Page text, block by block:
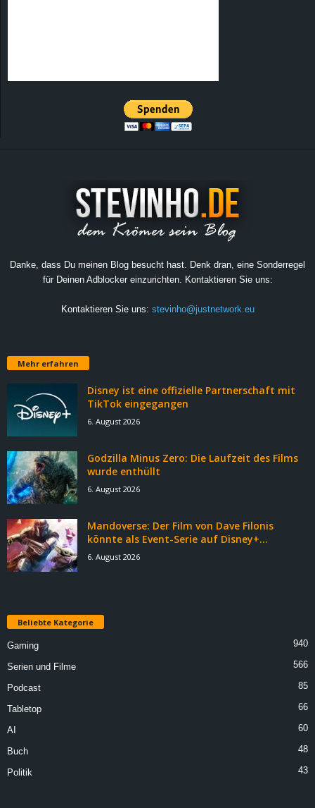
Danke, dass Du meinen Blog besucht hast. Denk dran, eine Sonderregel
für Deinen Adblocker einzurichten. Kontaktieren Sie uns:
Kontaktieren Sie uns: stevinho@justnetwork.eu
Mehr erfahren
Disney ist eine offizielle Partnerschaft mit
TikTok eingegangen
6. August 2026
Godzilla Minus Zero: Die Laufzeit des Films
wurde enthüllt
6. August 2026
Mandoverse: Der Film von Dave Filonis
könnte als Event-Serie auf Disney+...
6. August 2026
Beliebte Kategorie
Gaming 940
Serien und Filme 566
Podcast 85
Tabletop 66
AI 60
Buch 48
Politik 43